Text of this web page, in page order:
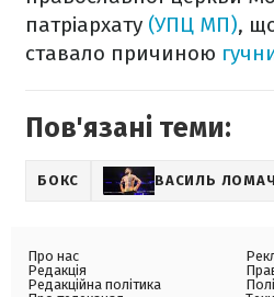
патріархату (УПЦ МП),
ставало причиною
Пов'язані теми:
БОКС ВАСИЛЬ
Про нас
Редакція
Редакційна політика